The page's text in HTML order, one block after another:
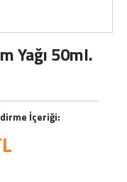
Yağı 50ml.
İçeriği: